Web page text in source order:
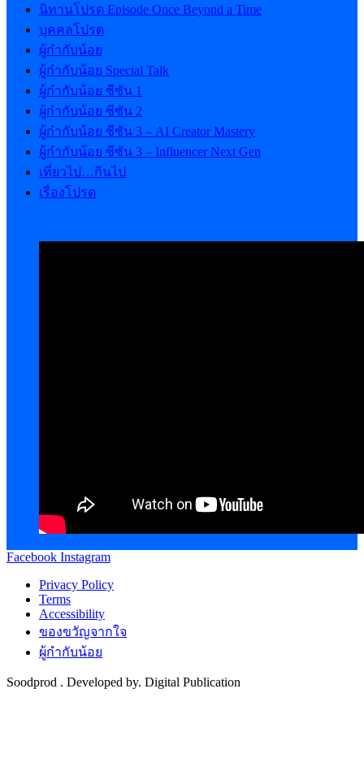
นิทานโปรด Episode Once Beyond a Time
บุคคลโปรด
ผู้กำกับน้อย
ผู้กำกับน้อย Special Talk
ผู้กำกับน้อย ซีซัน 1
ผู้กำกับน้อย ซีซัน 2
ผู้กำกับน้อย ซีซัน 3 – AI Creator Mastery
ผู้กำกับน้อย ซีซัน 3 – Influencer Next Gen
เที่ยวไป…กินไป
เรื่องโปรด
Facebook Instagram
Privacy Policy
Terms
Accessibility
ของขวัญจากใจ
ผู้กำกับน้อย
Soodprod . Developed by. Digital Publication